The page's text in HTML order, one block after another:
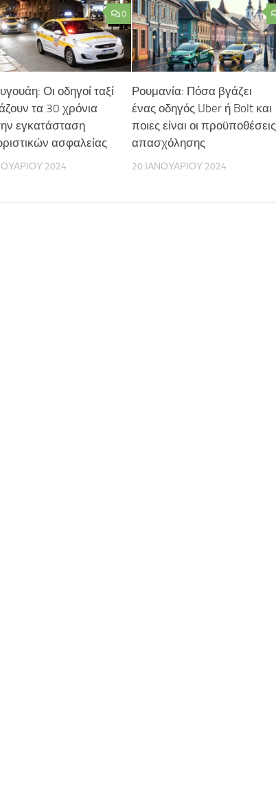
0
Οι οδηγοί ταξί
τα 30 χρόνια
εγκατάσταση
ασφαλείας
2024
Ρουμανία: Πόσα βγάζει
ένας οδηγός Uber ή Bolt και
ποιες είναι οι προϋποθέσεις
απασχόλησης
20 ΙΑΝΟΥΑΡΊΟΥ 2024